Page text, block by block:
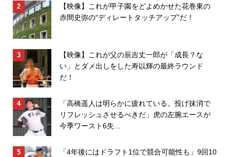
【映像】これが甲子園をどよめかせた花巻東の
赤間史弥の“ディレートタッチアップ”だ！
【映像】これが父の辰吉丈一郎が「成長？な
い」とダメ出しをした寿以輝の最終ラウンド
だ！
「高橋遥人は明らかに疲れている。投げ抹消で
リフレッシュさせるべきだ」虎の左腕エースが
今季ワースト6失...
「4年後にはドラフト1位で競合可能性も」9回10